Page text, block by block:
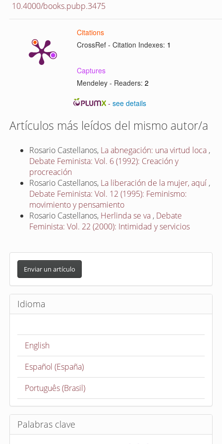
10.4000/books.pubp.3475
Citations
CrossRef - Citation Indexes: 1
Captures
Mendeley - Readers:2
-see details
Artículos más leídos del mismo autor/a
Rosario Castellanos, La abnegación: una virtud loca ,
Debate Feminista: Vol. 6 (1992): Creación y
procreación
Rosario Castellanos, La liberación de la mujer, aquí ,
Debate Feminista: Vol. 12 (1995): Feminismo:
movimiento y pensamiento
Rosario Castellanos, Herlinda se va , Debate
Feminista: Vol. 22 (2000): Intimidad y servicios
E
v
i
a
c
l
Enviar un artículo
Idioma
English
Español (España)
Português (Brasil)
Palabras clave